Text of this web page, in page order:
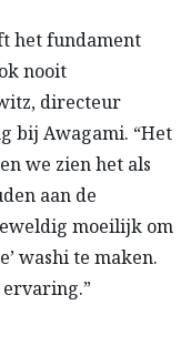
het fundament
nooit
directeur
bij Awagami. “Het
we zien het als
aan de
moeilijk om
washi te maken.